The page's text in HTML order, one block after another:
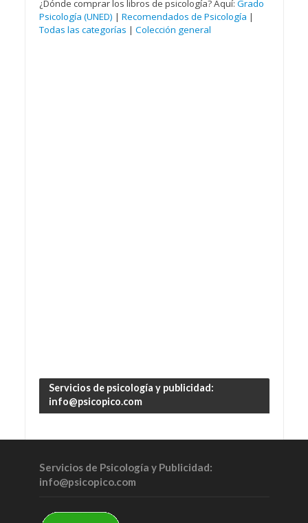
¿Dónde comprar los libros de psicología? Aquí: Grado
Psicología (UNED) | Recomendados de Psicología |
Todas las categorías | Colección general
Servicios de psicología y publicidad:
info@psicopico.com
Servicios de Psicología y Publicidad:
info@psicopico.com